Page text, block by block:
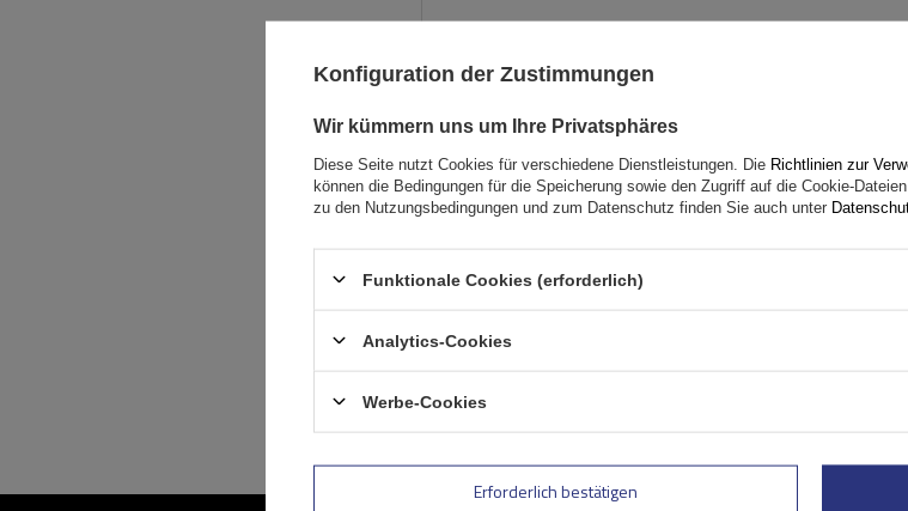
Konfiguration der Zustimmungen
Wir kümmern uns um Ihre Privatsphäres
Diese Seite nutzt Cookies für verschiedene Dienstleistungen. Die Richtlinien zur
können die Bedingungen für die Speicherung sowie den Zugriff auf die Cookie-
zu den Nutzungsbedingungen und zum Datenschutz finden Sie auch unter
Funktionale Cookies (erforderlich)
Analytics-Cookies
Werbe-Cookies
Erforderlich bestätigen